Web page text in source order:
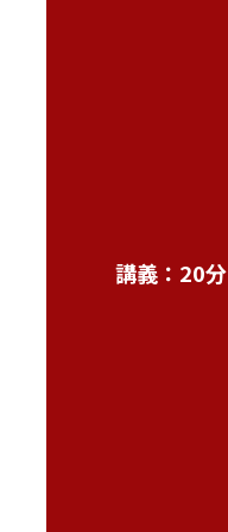
講義：20分